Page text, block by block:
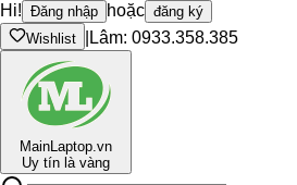
Hi! Đăng nhập hoặc đăng ký
Wishlist
Lâm: 0933.358.385
MainLaptop.vn
Uy tín là vàng